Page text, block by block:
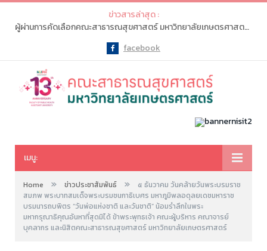
ข่าวสารล่าสุด :
ผู้ผ่านการคัดเลือกคณะสาธารณสุขศาสตร์ มหาวิทยาลัยเกษตรศาสตร์ จะต้องเข้าไปทำรายการ “ยืนยันสิทธิ์” ในระบบ myTCAS (ครั้งที่ 1) ในวันที่ 20-21 พ.ค. 2569
Facebook
facebook
เมนู:
Home » ข่าวประชาสัมพันธ์ »
๕ ธันวาคม วันคล้ายวันพระบรมราช
สมภพ พระบาทสมเด็จพระบรมชนกาธิเบศร มหาภูมิพลอดุลยเดชมหาราช
บรมนารถบพิตร “วันพ่อแห่งชาติ และวันชาติ” น้อมรำลึกในพระ
มหากรุณาธิคุณอันหาที่สุดมิได้ ข้าพระพุทธเจ้า คณะผู้บริหาร คณาจารย์
บุคลากร และนิสิตคณะสาธารณสุขศาสตร์ มหาวิทยาลัยเกษตรศาสตร์